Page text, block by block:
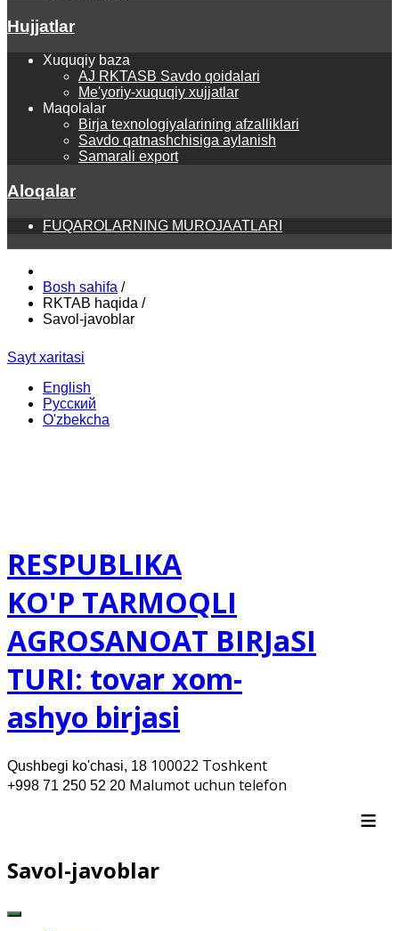
Hujjatlar
Xuquqiy baza
AJ RKTASB Savdo qoidalari
Me'yoriy-xuquqiy xujjatlar
Maqolalar
Birja texnologiyalarining afzalliklari
Savdo qatnashchisiga aylanish
Samarali export
Aloqalar
FUQAROLARNING MUROJAATLARI
Bosh sahifa /
RKTAB haqida /
Savol-javoblar
Sayt xaritasi
English
Русский
O'zbekcha
RESPUBLIKA
KO'P TARMOQLI
AGROSANOAT BIRJaSI
TURI: tovar xom-
ashyo birjasi
Qushbegi ko'chasi, 18 100022 Toshkent
+998 71 250 52 20 Malumot uchun telefon
≡
Savol-javoblar